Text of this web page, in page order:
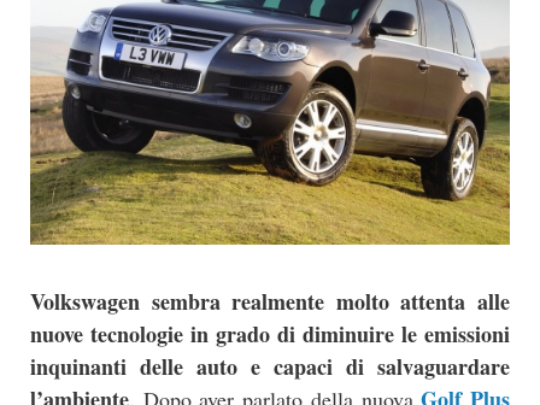
Volkswagen sembra realmente molto attenta alle
nuove tecnologie in grado di diminuire le emissioni
inquinanti delle auto e capaci di salvaguardare
l’ambiente. Dopo aver parlato della nuovaGolf Plus